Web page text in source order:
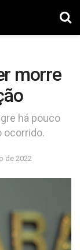
morre
há pouco
ocorrido.
de 2022